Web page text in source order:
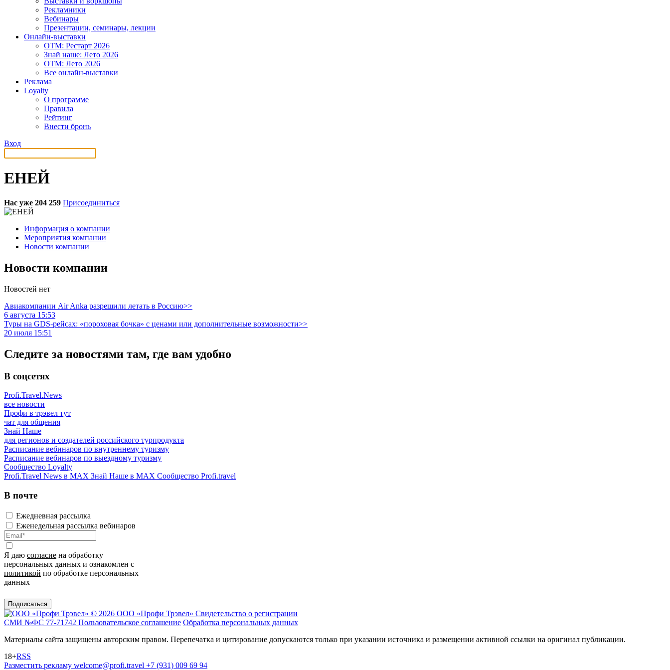
Рекламники
Вебинары
Презентации, семинары, лекции
Онлайн-выставки
OTM: Рестарт 2026
Знай наше: Лето 2026
OTM: Лето 2026
Все онлайн-выставки
Реклама
Loyalty
О программе
Правила
Рейтинг
Внести бронь
Вход
ЕНЕЙ
Нас уже 204 259 Присоединиться
Информация о компании
Мероприятия компании
Новости компании
Новости компании
Новостей нет
Авиакомпании Air Anka разрешили летать в Россию>>
6 августа 15:53
Туры на GDS-рейсах: «пороховая бочка» с ценами или дополнительные возможности>>
20 июля 15:51
Следите за новостями там, где вам удобно
В соцсетях
Profi.Travel.News
все новости
Профи в трэвел тут
чат для общения
Знай Наше
для регионов и создателей российского турпродукта
Расписание вебинаров по внутреннему туризму
Расписание вебинаров по выездному туризму
Сообщество Loyalty
Profi.Travel News в MAX Знай Наше в MAX Сообщество Profi.travel
В почте
Ежедневная рассылка
Еженедельная рассылка вебинаров
Я даю согласие на обработку
персональных данных и ознакомлен с
политикой по обработке персональных
данных
Подписаться
© 2026 ООО «Профи Трэвeл» Свидетельство о регистрации
СМИ №ФС 77-71742 Пользовательское соглашение Обработка персональных данных
Материалы сайта защищены авторским правом. Перепечатка и цитирование допускаются только при указании источника и размещении активной ссылки на оригинал публикации.
18+RSS
Разместить рекламу welcome@profi.travel +7 (931) 009 69 94